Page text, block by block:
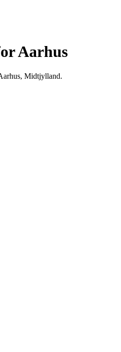
Aarhus
Midtjylland.